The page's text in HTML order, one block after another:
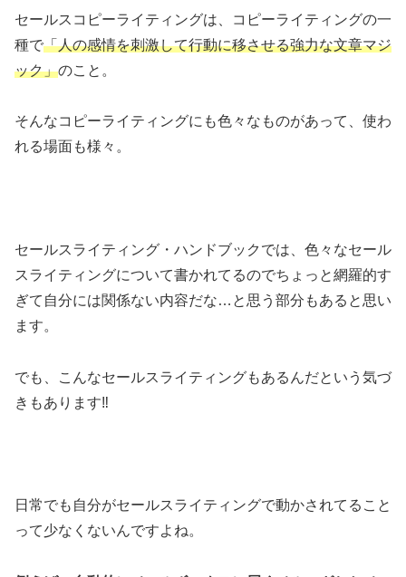
セールスコピーライティングは、コピーライティングの一
種で「人の感情を刺激して行動に移させる強力な文章マジ
ック」のこと。
そんなコピーライティングにも色々なものがあって、使わ
れる場面も様々。
セールスライティング・ハンドブックでは、色々なセール
スライティングについて書かれてるのでちょっと網羅的す
ぎて自分には関係ない内容だな…と思う部分もあると思い
ます。
でも、こんなセールスライティングもあるんだという気づ
きもあります‼
日常でも自分がセールスライティングで動かされてること
って少なくないんですよね。